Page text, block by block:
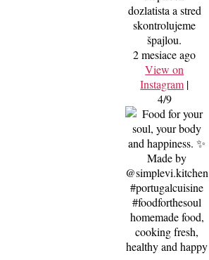
dozlatista a stred
skontrolujeme
špajlou.
2 mesiace ago
View on
Instagram |
4/9